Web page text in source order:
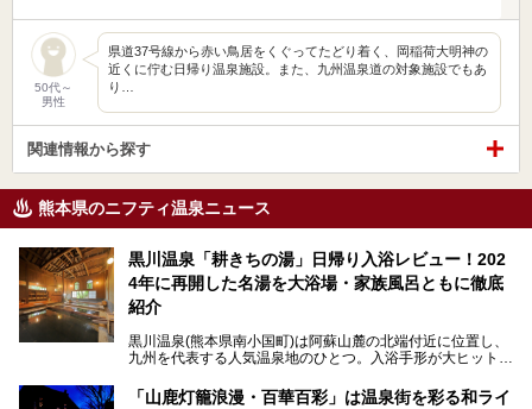
50代～
男性
県道37号線から赤い鳥居をくぐってたどり着く、岡稲荷大明神の
近くに佇む日帰り温泉施設。また、九州温泉道の対象施設でもあ
り…
関連情報から探す
熊本県のニフティ温泉ニュース
黒川温泉「耕きちの湯」日帰り入浴レビュー！202
4年に再開した名湯を大浴場・家族風呂ともに徹底
紹介
黒川温泉(熊本県南小国町)は阿蘇山麓の北端付近に位置し、
九州を代表する人気温泉地のひとつ。入浴手形が大ヒット
す。
「山鹿灯籠浪漫・百華百彩」は温泉街を彩る和ライ